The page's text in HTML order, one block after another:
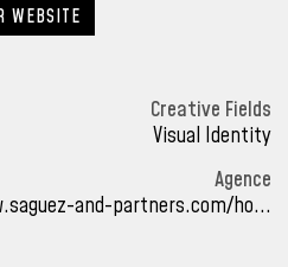
WEBSITE
Creative Fields
Visual Identity
Agence
and-partners.com/ho...